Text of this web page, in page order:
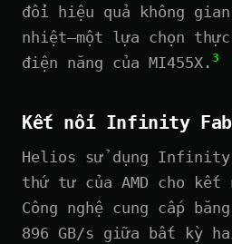
đổi hiệu quả không
nhiệt—một lựa chọn
điện năng của MI455X. 3
Kết nối Infinity
Helios sử dụng
thứ tư của AMD cho
Công nghệ cung cấp
896 GB/s giữa bất kỳ